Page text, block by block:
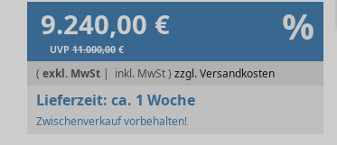
9.240,00 € %
UVP11.000,00€
( exkl. MwSt | zzgl. Versandkosten
Lieferzeit: ca. 1 Woche
Zwischenverkauf vorbehalten!